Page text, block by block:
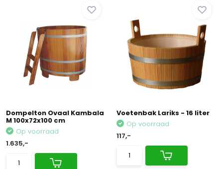
Dompelton Ovaal Kambala
M 100x72x100 cm
Op voorraad
1.635,-
Voetenbak Lariks - 16 liter
Op voorraad
117,-